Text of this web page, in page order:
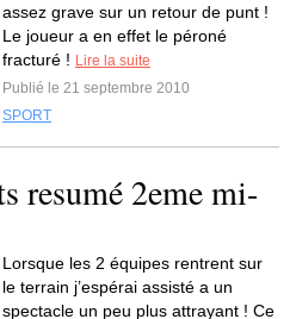
assez grave sur un retour de punt !
Le joueur a en effet le péroné
fracturé ! Lire la suite
Publié le 21 septembre 2010
SPORT
resumé 2eme mi-
Lorsque les 2 équipes rentrent sur
le terrain j’espérai assisté a un
spectacle un peu plus attrayant ! Ce